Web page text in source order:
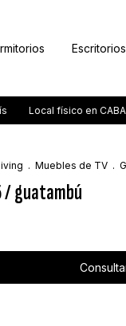
Escritorios
Local físico en CABA y
. Muebles de TV .
/ guatambú